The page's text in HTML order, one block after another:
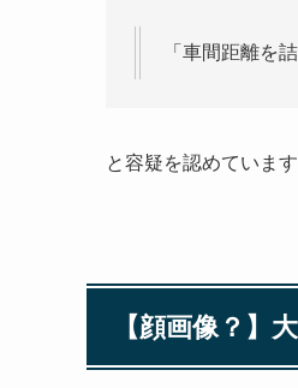
「車間距離を
と容疑を認めています
【顔画像？】